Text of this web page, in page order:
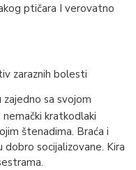
ptičara I verovatno
zaraznih bolesti
sa svojom
kratkodlaki
štenadima. Braća i
socijalizovane. Kira